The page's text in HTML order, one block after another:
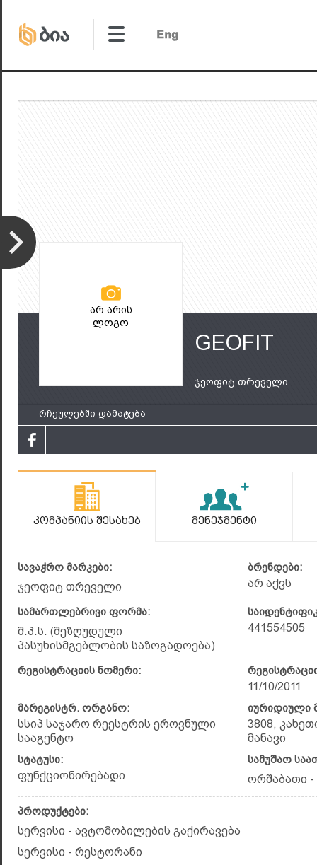
არ არის
ლოგო
GEOFIT
ჯეოფიტ თრეველი
რჩეულებში დამატება
Კომპანიის Შესახებ Მენეჯმენტი
სავაჭრო მარკები:
ჯეოფიტ თრეველი
ბრენდები:
არ აქვს
სამართლებრივი ფორმა:
შ.პ.ს. (შეზღუდული
პასუხისმგებლობის საზოგადოება)
441554505
რეგისტრაციის ნომერი:
11/10/2011
მარეგისტრ. ორგანო:
სსიპ საჯარო რეესტრის ეროვნული
სააგენტო
იურიდიული
3808,
მანავი
სტატუსი:
ფუნქციონირებადი
სამუშაო
ორშაბათი -
პროდუქტები:
სერვისი - ავტომობილების გაქირავება
სერვისი - რესტორანი